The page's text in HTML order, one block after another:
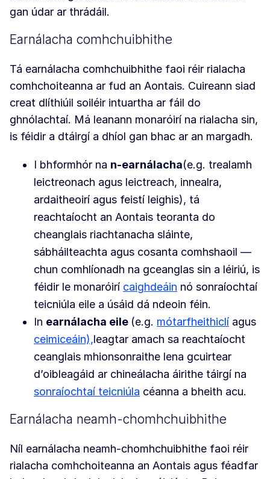
gan údar ar thrádáil.
Earnálacha comhchuibhithe
Tá earnálacha comhchuibhithe faoi réir rialacha
comhchoiteanna ar fud an Aontais. Cuireann siad
creat dlíthiúil soiléir intuartha ar fáil do
ghnólachtaí. Má leanann monaróirí na rialacha sin,
is féidir a dtáirgí a dhíol gan bhac ar an margadh.
I bhformhór na n-earnálacha(e.g. trealamh
leictreonach agus leictreach, innealra,
ardaitheoirí agus feistí leighis), tá
reachtaíocht an Aontais teoranta do
cheanglais riachtanacha sláinte,
sábháilteachta agus cosanta comhshaoil —
chun comhlíonadh na gceanglas sin a léiriú, is
féidir le monaróirí caighdeáin nó sonraíochtaí
teicniúla eile a úsáid dá ndeoin féin.
In earnálacha eile (e.g. mótarfheithiclí agus
ceimiceáin),leagtar amach sa reachtaíocht
ceanglais mhionsonraithe lena gcuirtear
d’oibleagáid ar chineálacha áirithe táirgí na
sonraíochtaí teicniúla céanna a bheith acu.
Earnálacha neamh-chomhchuibhithe
Níl earnálacha neamh-chomhchuibhithe faoi réir
rialacha comhchoiteanna an Aontais agus féadfar